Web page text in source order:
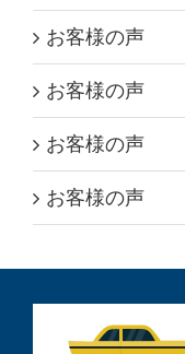
お客様の声
お客様の声
お客様の声
お客様の声